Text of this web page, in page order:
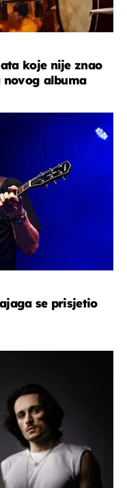
koje nije znao
novog albuma
se prisjetio